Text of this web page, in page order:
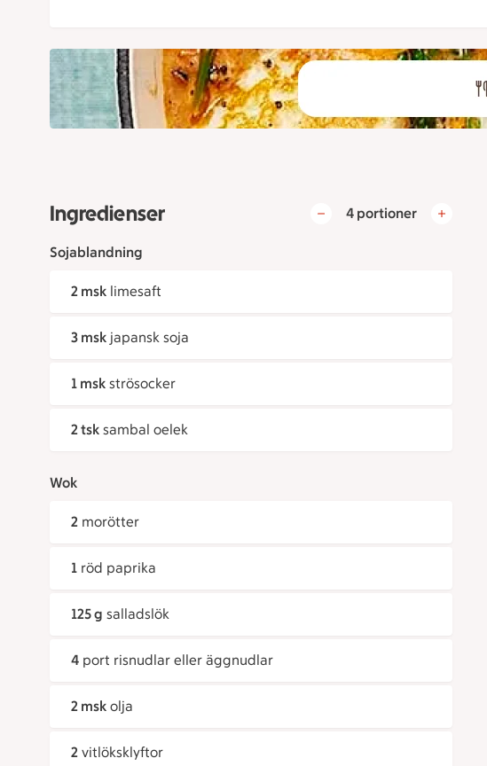
Ingredienser 4 portioner
Sojablandning
2 msk limesaft
3 msk japansk soja
1 msk strösocker
2 tsk sambal oelek
Wok
2 morötter
1 röd paprika
125 g salladslök
4 port risnudlar eller äggnudlar
2 msk olja
2 vitlöksklyftor